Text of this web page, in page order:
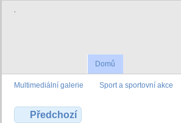
.
Domů
Multimediální galerie Sport a sportovní akce
Předchozí